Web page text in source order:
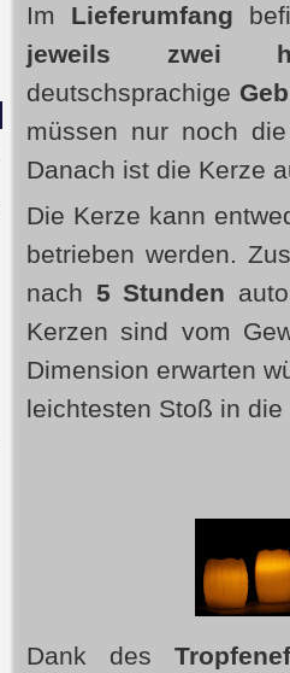
Im Lieferumfang
jeweils zwei
deutschsprachige
müssen nur noch
Danach ist die Kerze
Die Kerze kann
betrieben werden.
nach 5 Stunden
Kerzen sind vom
Dimension erwarten
leichtesten Stoß in
Dank des